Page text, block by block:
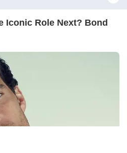
menyajikan berita aktual dan
Kabarbaru